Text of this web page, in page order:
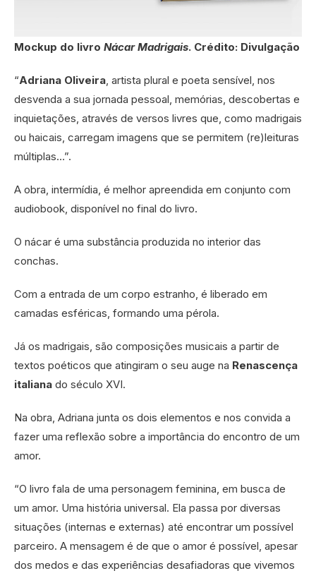
Mockup do livro Nácar Madrigais. Crédito: Divulgação
“Adriana Oliveira , artista plural e poeta sensível, nos
desvenda a sua jornada pessoal, memórias, descobertas e
inquietações, através de versos livres que, como madrigais
ou haicais, carregam imagens que se permitem (re)leituras
múltiplas…”.
A obra, intermídia, é melhor apreendida em conjunto com
audiobook, disponível no final do livro.
O nácar é uma substância produzida no interior das
conchas.
Com a entrada de um corpo estranho, é liberado em
camadas esféricas, formando uma pérola.
Já os madrigais, são composições musicais a partir de
textos poéticos que atingiram o seu auge na Renascença
italiana do século XVI.
Na obra, Adriana junta os dois elementos e nos convida a
fazer uma reflexão sobre a importância do encontro de um
amor.
“O livro fala de uma personagem feminina, em busca de
um amor. Uma história universal. Ela passa por diversas
situações (internas e externas) até encontrar um possível
parceiro. A mensagem é de que o amor é possível, apesar
dos medos e das experiências desafiadoras que vivemos